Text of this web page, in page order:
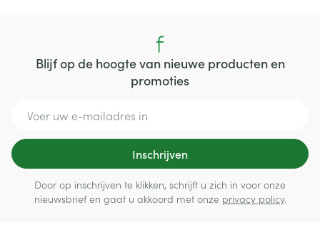
Blijf op de hoogte van nieuwe producten en
promoties
Inschrijven
Door op inschrijven te klikken, schrijft u zich in voor onze
nieuwsbrief en gaat u akkoord met onze privacy policy.